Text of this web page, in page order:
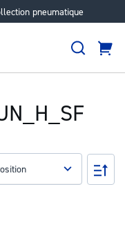
pneumatique
Par